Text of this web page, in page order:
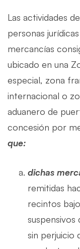
Las actividades
personas
mercancías
ubicado en una
especial, zona
internacional o
aduanero de
concesión por
que:
dichas
remitidas
recintos
sin perjuicio